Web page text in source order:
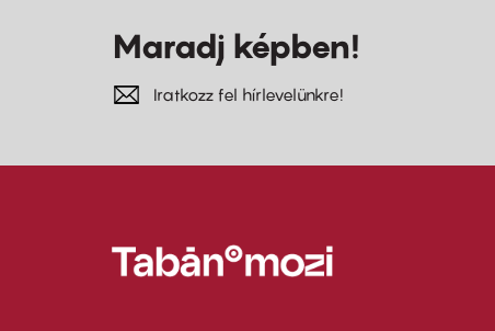
Maradj képben!
Iratkozz fel hírlevelünkre!